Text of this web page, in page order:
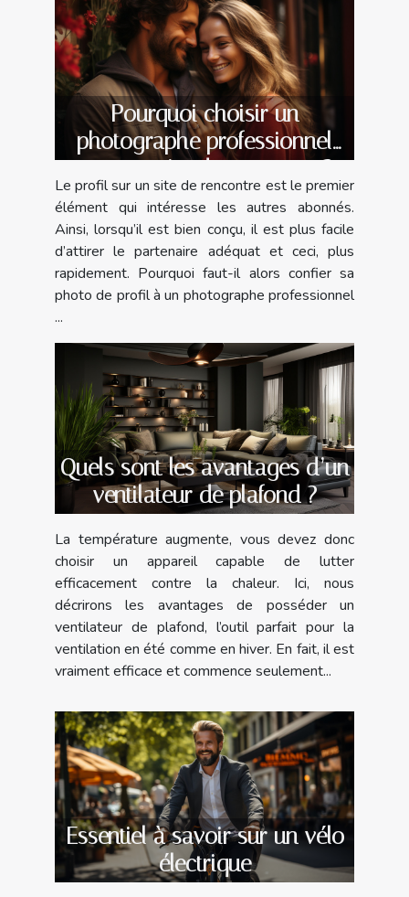
Pourquoi choisir un
photographe professionnel
pour un site de rencontre ?
Le profil sur un site de rencontre est le premier
élément qui intéresse les autres abonnés.
Ainsi, lorsqu’il est bien conçu, il est plus facile
d’attirer le partenaire adéquat et ceci, plus
rapidement. Pourquoi faut-il alors confier sa
photo de profil à un photographe professionnel
...
Quels sont les avantages d’un
ventilateur de plafond ?
La température augmente, vous devez donc
choisir un appareil capable de lutter
efficacement contre la chaleur. Ici, nous
décrirons les avantages de posséder un
ventilateur de plafond, l’outil parfait pour la
ventilation en été comme en hiver. En fait, il est
vraiment efficace et commence seulement...
Essentiel à savoir sur un vélo
électrique